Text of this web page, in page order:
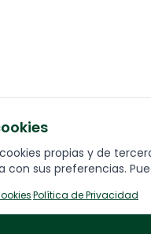
propias y de
con sus preferencias.
·Política de Privacidad